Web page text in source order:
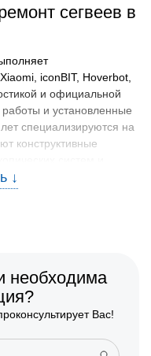
сегвеев в
iconBIT, Hoverbot,
и официальной
и установленные
специализируются на
конструктивные
работоспособность
так и с выездом
Xiaomi (Сяоми)
мощности.
всех доступных
разных
NineBot
необходима
Вас!